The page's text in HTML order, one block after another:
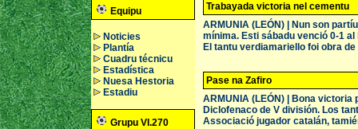
Equipu
Noticies
Plantía
Cuadru técnicu
Estadística
Nuesa Hestoria
Estadiu
Grupu VI.270
Trabayada victoria nel cementu
ARMUNIA (LEÓN) | Nun son
mínima. Esti sábadu venció 0-1
El tantu verdiamariello foi obra de
Pase na Zafiro
ARMUNIA (LEÓN) | Bona
Diclofenaco de V división. Los
Associació jugador catalán,